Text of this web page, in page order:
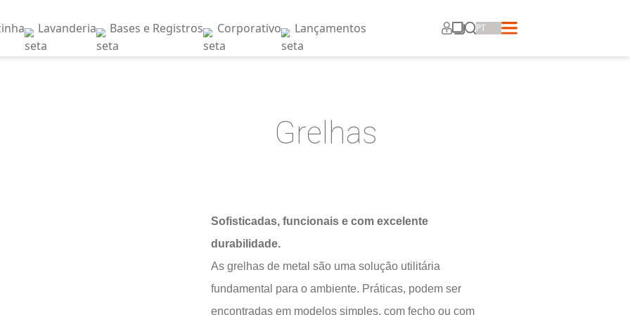
Cozinha Lavanderia Bases e Registros Corporativo Lançamentos
Sofisticadas, funcionais e com excelente
durabilidade.